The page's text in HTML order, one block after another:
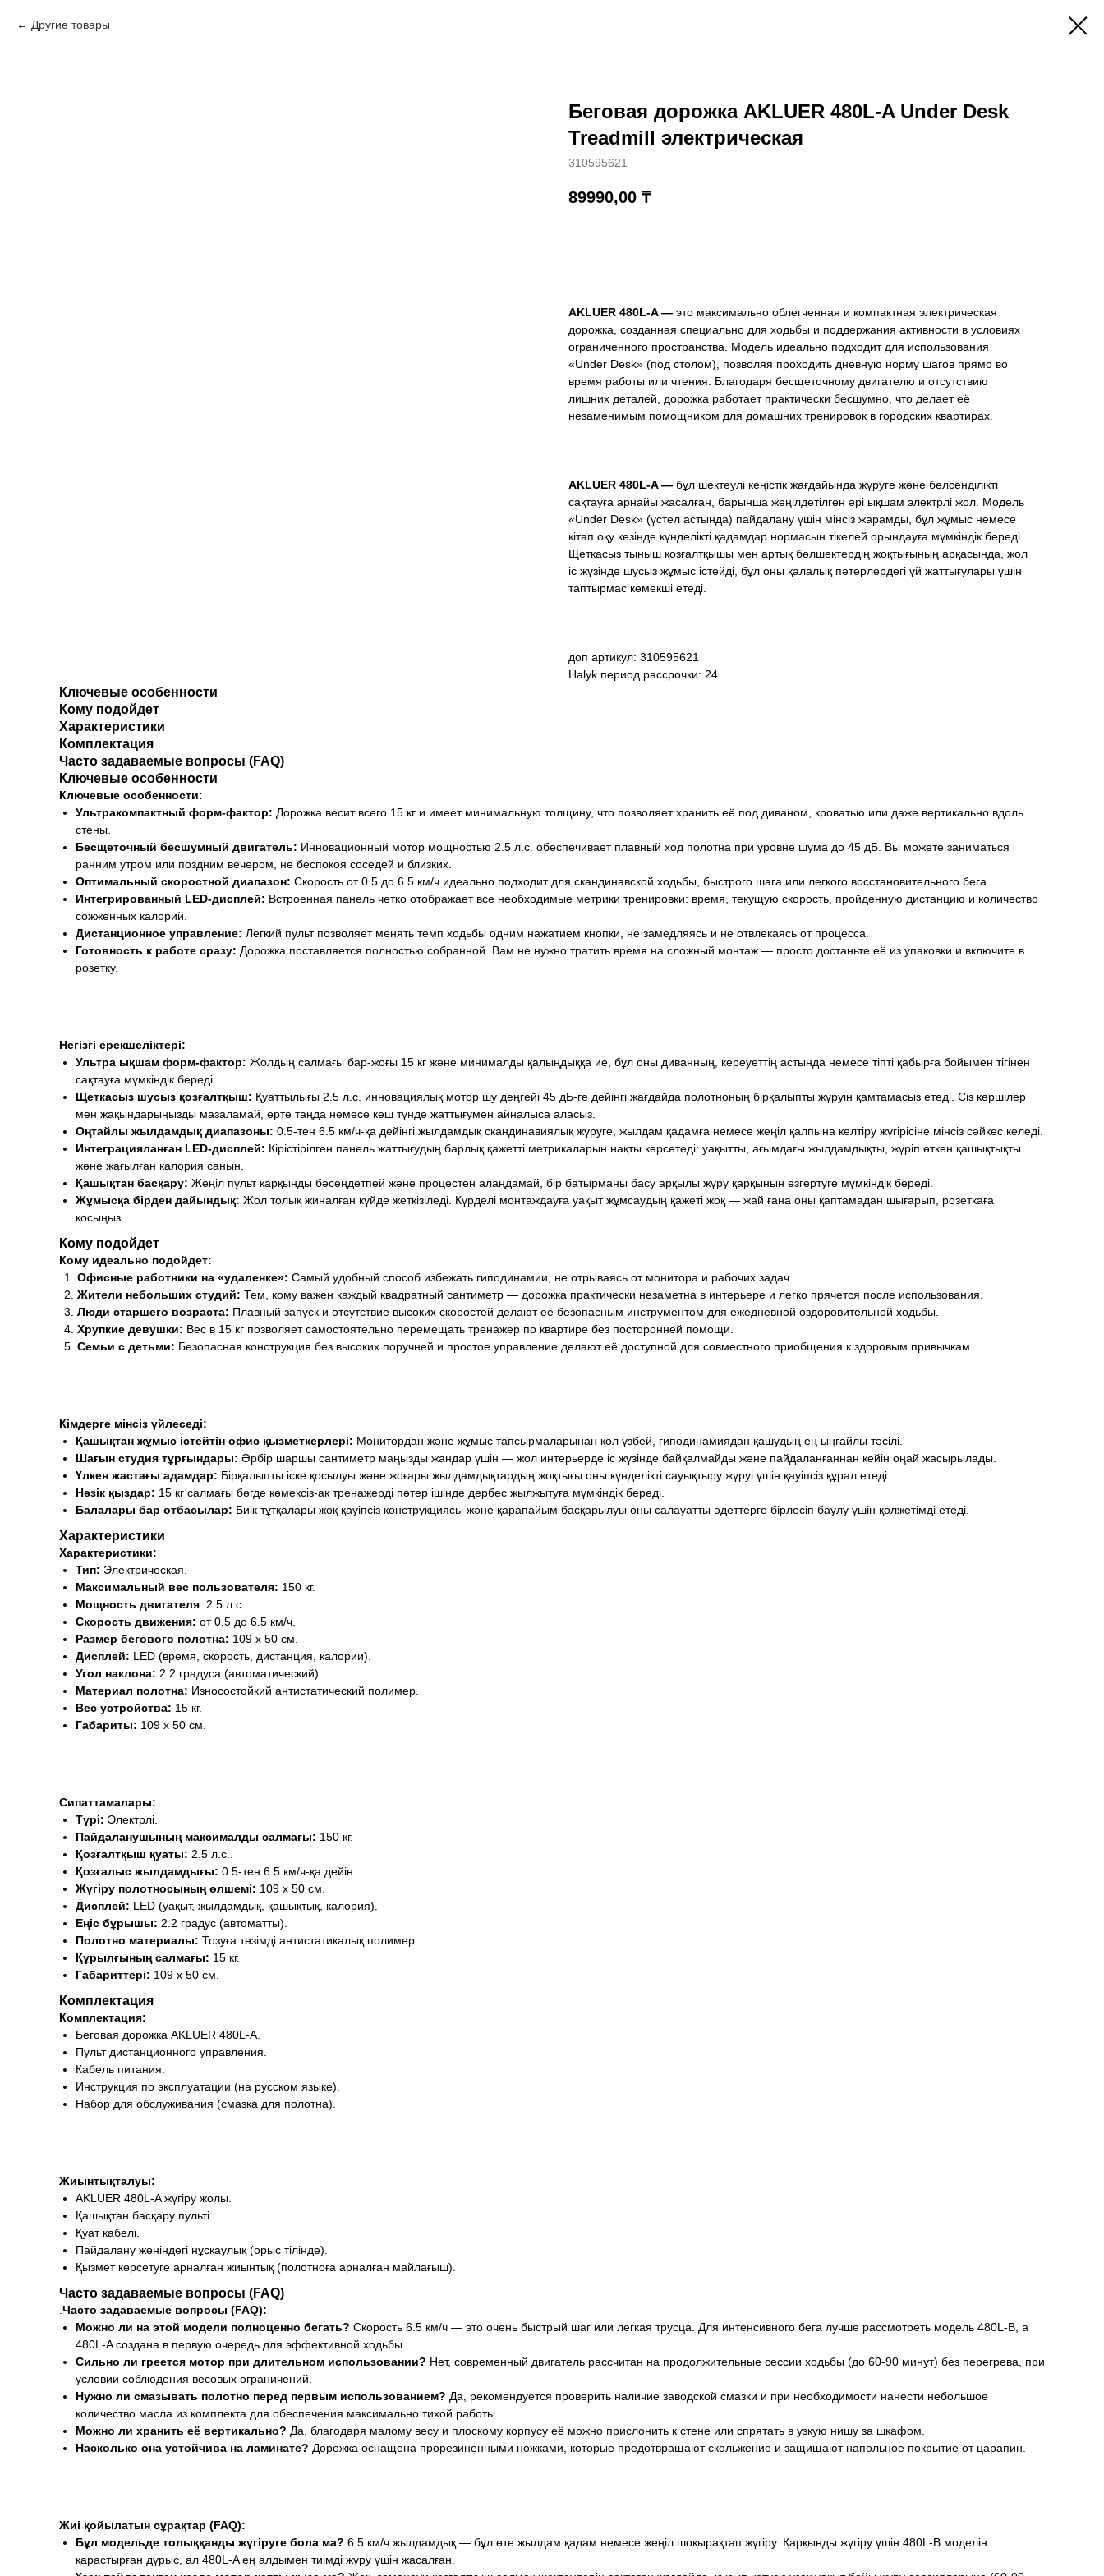
Другие товары
Беговая дорожка AKLUER 480L-A Under Desk
Treadmill электрическая
310595621
89990,00 ₸
AKLUER 480L-A — это максимально облегченная и компактная электрическая
дорожка, созданная специально для ходьбы и поддержания активности в условиях
ограниченного пространства. Модель идеально подходит для использования
«Under Desk» (под столом), позволяя проходить дневную норму шагов прямо во
время работы или чтения. Благодаря бесщеточному двигателю и отсутствию
лишних деталей, дорожка работает практически бесшумно, что делает её
незаменимым помощником для домашних тренировок в городских квартирах.
AKLUER 480L-A — бұл шектеулі кеңістік жағдайында жүруге және белсенділікті
сақтауға арнайы жасалған, барынша жеңілдетілген әрі ықшам электрлі жол. Модель
«Under Desk» (үстел астында) пайдалану үшін мінсіз жарамды, бұл жұмыс немесе
кітап оқу кезінде күнделікті қадамдар нормасын тікелей орындауға мүмкіндік береді.
Щеткасыз тыныш қозғалтқышы мен артық бөлшектердің жоқтығының арқасында, жол
іс жүзінде шусыз жұмыс істейді, бұл оны қалалық пәтерлердегі үй жаттығулары үшін
таптырмас көмекші етеді.
доп артикул: 310595621
Halyk период рассрочки: 24
Ключевые особенности
Кому подойдет
Характеристики
Комплектация
Часто задаваемые вопросы (FAQ)
Ключевые особенности
Ключевые особенности:
Ультракомпактный форм-фактор: Дорожка весит всего 15 кг и имеет минимальную толщину, что позволяет хранить её под диваном, кроватью или даже вертикально вдоль
стены.
Бесщеточный бесшумный двигатель: Инновационный мотор мощностью 2.5 л.с. обеспечивает плавный ход полотна при уровне шума до 45 дБ. Вы можете заниматься
ранним утром или поздним вечером, не беспокоя соседей и близких.
Оптимальный скоростной диапазон: Скорость от 0.5 до 6.5 км/ч идеально подходит для скандинавской ходьбы, быстрого шага или легкого восстановительного бега.
Интегрированный LED-дисплей: Встроенная панель четко отображает все необходимые метрики тренировки: время, текущую скорость, пройденную дистанцию и количество
сожженных калорий.
Дистанционное управление: Легкий пульт позволяет менять темп ходьбы одним нажатием кнопки, не замедляясь и не отвлекаясь от процесса.
Готовность к работе сразу: Дорожка поставляется полностью собранной. Вам не нужно тратить время на сложный монтаж — просто достаньте её из упаковки и включите в
розетку.
Негізгі ерекшеліктері:
Ультра ықшам форм-фактор: Жолдың салмағы бар-жоғы 15 кг және минималды қалыңдыққа ие, бұл оны диванның, кереуеттің астында немесе тіпті қабырға бойымен тігінен
сақтауға мүмкіндік береді.
Щеткасыз шусыз қозғалтқыш: Қуаттылығы 2.5 л.с. инновациялық мотор шу деңгейі 45 дБ-ге дейінгі жағдайда полотноның бірқалыпты жүруін қамтамасыз етеді. Сіз көршілер
мен жақындарыңызды мазаламай, ерте таңда немесе кеш түнде жаттығумен айналыса аласыз.
Оңтайлы жылдамдық диапазоны: 0.5-тен 6.5 км/ч-қа дейінгі жылдамдық скандинавиялық жүруге, жылдам қадамға немесе жеңіл қалпына келтіру жүгірісіне мінсіз сәйкес келеді.
Интеграцияланған LED-дисплей: Кірістірілген панель жаттығудың барлық қажетті метрикаларын нақты көрсетеді: уақытты, ағымдағы жылдамдықты, жүріп өткен қашықтықты
және жағылған калория санын.
Қашықтан басқару: Жеңіл пульт қарқынды бәсеңдетпей және процестен алаңдамай, бір батырманы басу арқылы жүру қарқынын өзгертуге мүмкіндік береді.
Жұмысқа бірден дайындық: Жол толық жиналған күйде жеткізіледі. Күрделі монтаждауға уақыт жұмсаудың қажеті жоқ — жай ғана оны қаптамадан шығарып, розеткаға
қосыңыз.
Кому подойдет
Кому идеально подойдет:
Офисные работники на «удаленке»: Самый удобный способ избежать гиподинамии, не отрываясь от монитора и рабочих задач.
Жители небольших студий: Тем, кому важен каждый квадратный сантиметр — дорожка практически незаметна в интерьере и легко прячется после использования.
Люди старшего возраста: Плавный запуск и отсутствие высоких скоростей делают её безопасным инструментом для ежедневной оздоровительной ходьбы.
Хрупкие девушки: Вес в 15 кг позволяет самостоятельно перемещать тренажер по квартире без посторонней помощи.
Семьи с детьми: Безопасная конструкция без высоких поручней и простое управление делают её доступной для совместного приобщения к здоровым привычкам.
Кімдерге мінсіз үйлеседі:
Қашықтан жұмыс істейтін офис қызметкерлері: Монитордан және жұмыс тапсырмаларынан қол үзбей, гиподинамиядан қашудың ең ыңғайлы тәсілі.
Шағын студия тұрғындары: Әрбір шаршы сантиметр маңызды жандар үшін — жол интерьерде іс жүзінде байқалмайды және пайдаланғаннан кейін оңай жасырылады.
Үлкен жастағы адамдар: Бірқалыпты іске қосылуы және жоғары жылдамдықтардың жоқтығы оны күнделікті сауықтыру жүруі үшін қауіпсіз құрал етеді.
Нәзік қыздар: 15 кг салмағы бөгде көмексіз-ақ тренажерді пәтер ішінде дербес жылжытуға мүмкіндік береді.
Балалары бар отбасылар: Биік тұтқалары жоқ қауіпсіз конструкциясы және қарапайым басқарылуы оны салауатты әдеттерге бірлесіп баулу үшін қолжетімді етеді.
Характеристики
Характеристики:
Тип: Электрическая.
Максимальный вес пользователя: 150 кг.
Мощность двигателя: 2.5 л.с.
Скорость движения: от 0.5 до 6.5 км/ч.
Размер бегового полотна: 109 x 50 см.
Дисплей: LED (время, скорость, дистанция, калории).
Угол наклона: 2.2 градуса (автоматический).
Материал полотна: Износостойкий антистатический полимер.
Вес устройства: 15 кг.
Габариты: 109 x 50 см.
Сипаттамалары:
Түрі: Электрлі.
Пайдаланушының максималды салмағы: 150 кг.
Қозғалтқыш қуаты: 2.5 л.с..
Қозғалыс жылдамдығы: 0.5-тен 6.5 км/ч-қа дейін.
Жүгіру полотносының өлшемі: 109 x 50 см.
Дисплей: LED (уақыт, жылдамдық, қашықтық, калория).
Еңіс бұрышы: 2.2 градус (автоматты).
Полотно материалы: Тозуға төзімді антистатикалық полимер.
Құрылғының салмағы: 15 кг.
Габариттері: 109 x 50 см.
Комплектация
Комплектация:
Беговая дорожка AKLUER 480L-A.
Пульт дистанционного управления.
Кабель питания.
Инструкция по эксплуатации (на русском языке).
Набор для обслуживания (смазка для полотна).
Жиынтықталуы:
AKLUER 480L-A жүгіру жолы.
Қашықтан басқару пульті.
Қуат кабелі.
Пайдалану жөніндегі нұсқаулық (орыс тілінде).
Қызмет көрсетуге арналған жиынтық (полотноға арналған майлағыш).
Часто задаваемые вопросы (FAQ)
Часто задаваемые вопросы (FAQ):
Можно ли на этой модели полноценно бегать? Скорость 6.5 км/ч — это очень быстрый шаг или легкая трусца. Для интенсивного бега лучше рассмотреть модель 480L-B, а
480L-A создана в первую очередь для эффективной ходьбы.
Сильно ли греется мотор при длительном использовании? Нет, современный двигатель рассчитан на продолжительные сессии ходьбы (до 60-90 минут) без перегрева, при
условии соблюдения весовых ограничений.
Нужно ли смазывать полотно перед первым использованием? Да, рекомендуется проверить наличие заводской смазки и при необходимости нанести небольшое
количество масла из комплекта для обеспечения максимально тихой работы.
Можно ли хранить её вертикально? Да, благодаря малому весу и плоскому корпусу её можно прислонить к стене или спрятать в узкую нишу за шкафом.
Насколько она устойчива на ламинате? Дорожка оснащена прорезиненными ножками, которые предотвращают скольжение и защищают напольное покрытие от царапин.
Жиі қойылатын сұрақтар (FAQ):
Бұл модельде толыққанды жүгіруге бола ма? 6.5 км/ч жылдамдық — бұл өте жылдам қадам немесе жеңіл шоқырақтап жүгіру. Қарқынды жүгіру үшін 480L-B моделін
қарастырған дұрыс, ал 480L-A ең алдымен тиімді жүру үшін жасалған.